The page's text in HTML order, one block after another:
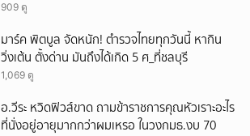
909 ดู
มาร์ค พิตบูล จัดหนัก! ตำรวจไทยทุกวันนี้ หากิน
วิ่งเต้น ตั้งด่าน มันถึงได้เกิด 5 ศ_ที่ชลบุรี
1,069 ดู
อ.วีระ หวิดฟิวส์ขาด ถามข้าราชการคุณหัวเราะอะไร
ที่นั่งอยู่อายุมากกว่าผมเหรอ ในวงกมธ.งบ 70